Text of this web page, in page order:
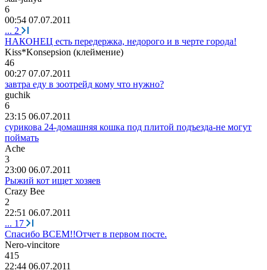
6
00:54 07.07.2011
... 2
НАКОНЕЦ есть передержка, недорого и в черте города!
Kiss*Konsepsion (клеймение)
46
00:27 07.07.2011
завтра еду в зоотрейд кому что нужно?
guchik
6
23:15 06.07.2011
сурикова 24-домашняя кошка под плитой подъезда-не могут
поймать
Ache
3
23:00 06.07.2011
Рыжий кот ищет хозяев
Crazy Bee
2
22:51 06.07.2011
... 17
Спасибо ВСЕМ!!Отчет в первом посте.
Nero-vincitore
415
22:44 06.07.2011